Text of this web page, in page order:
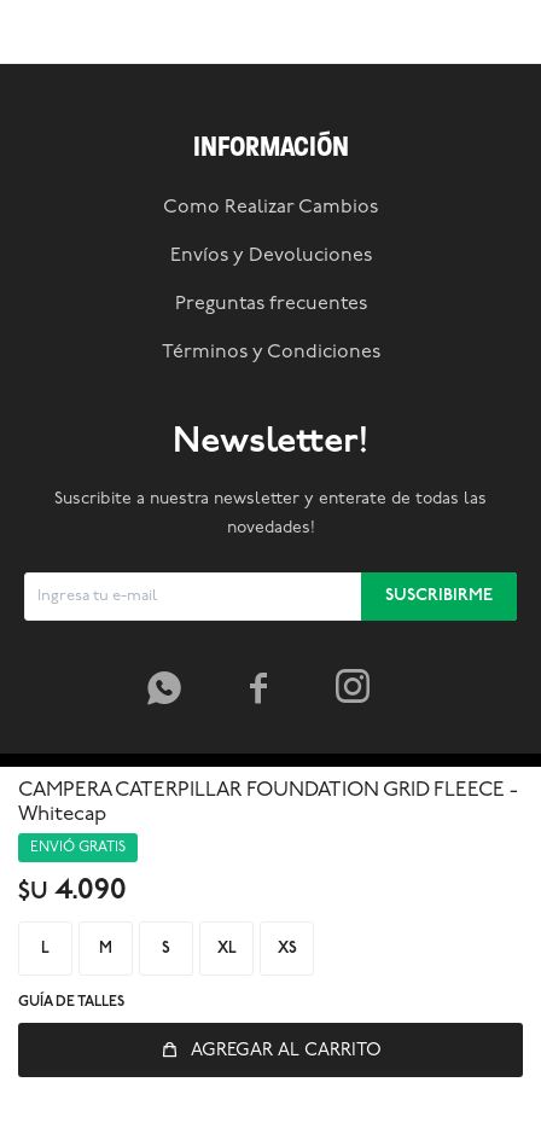
CAMPERA CATERPILLAR FOUNDATION GRID FLEECE -
Whitecap
ENVIÓ GRATIS
$U 4.090
L M S XL XS
GUÍA DE TALLES
AGREGAR AL CARRITO
INFORMACIÓN
Como Realizar Cambios
Envíos y Devoluciones
Preguntas frecuentes
Términos y Condiciones
Newsletter!
Suscribite a nuestra newsletter y enterate de todas las
novedades!
SUSCRIBIRME
  
© Copyright 2026 / Global Sports